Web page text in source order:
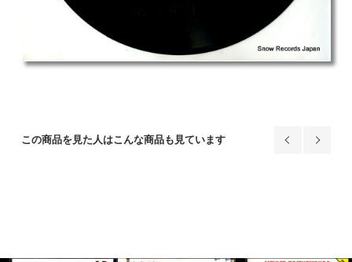
この商品を見た人はこんな商品も見ています